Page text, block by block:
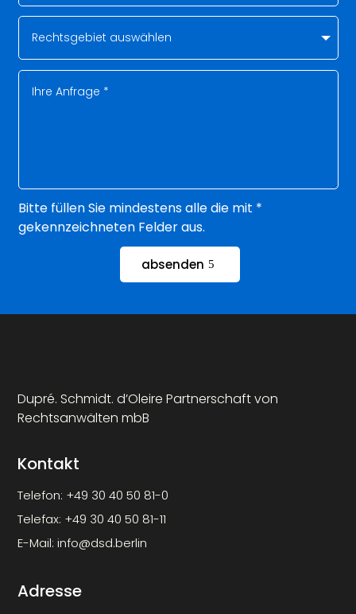
Bitte füllen Sie mindestens alle die mit *
gekennzeichneten Felder aus.
absenden
Dupré. Schmidt. d’Oleire Partnerschaft von
Rechtsanwälten mbB
Kontakt
Telefon: +49 30 40 50 81-0
Telefax: +49 30 40 50 81-11
E-Mail:info@dsd.berlin
Adresse